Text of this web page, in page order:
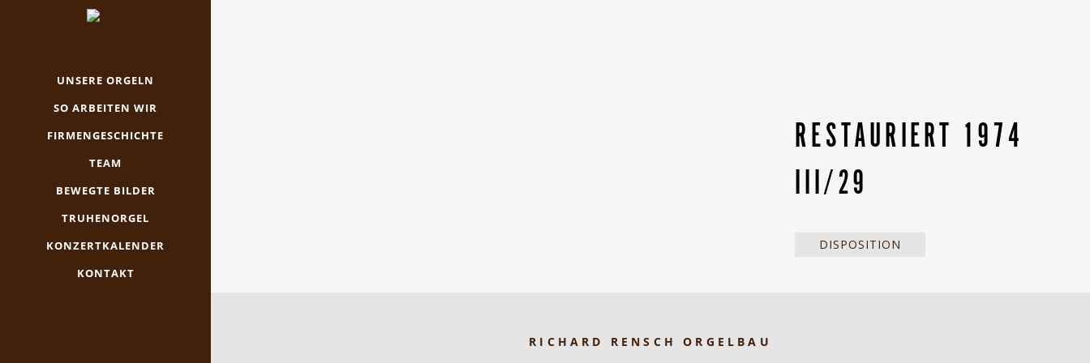
UNSERE ORGELN
SO ARBEITEN WIR
FIRMENGESCHICHTE
TEAM
BEWEGTE BILDER
TRUHENORGEL
KONZERTKALENDER
KONTAKT
RESTAURIERT 1974
III/29
DISPOSITION
RICHARD RENSCH ORGELBAU